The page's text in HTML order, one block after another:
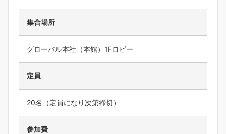
集合場所
グローバル本社（本館）1Fロビー
定員
20名（定員になり次第締切）
参加費